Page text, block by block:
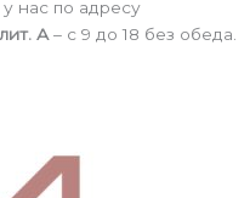
нас по адресу
А – с 9 до 18 без обеда.